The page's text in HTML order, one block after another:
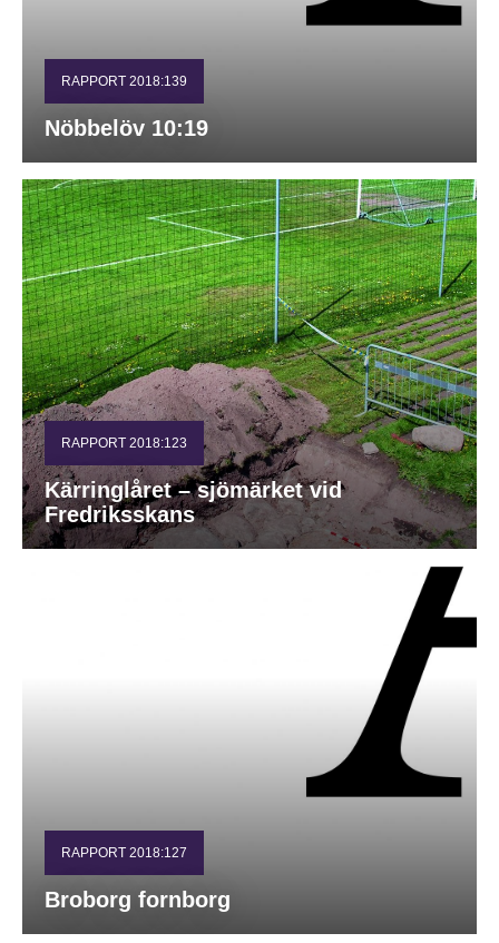
RAPPORT 2018:139
Nöbbelöv 10:19
RAPPORT 2018:123
Kärringlåret – sjömärket vid
Fredriksskans
RAPPORT 2018:127
Broborg fornborg